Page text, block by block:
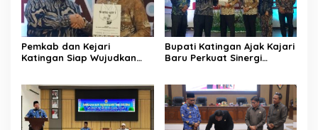
Pemkab dan Kejari
Katingan Siap Wujudkan
Bupati Katingan Ajak Kajari
Baru Perkuat Sinergi